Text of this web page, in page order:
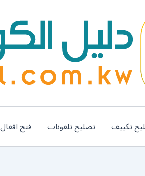
تكييف تصليح تلفونات فتح اقفال